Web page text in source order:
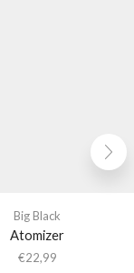
Big Black
Atomizer
€22,99